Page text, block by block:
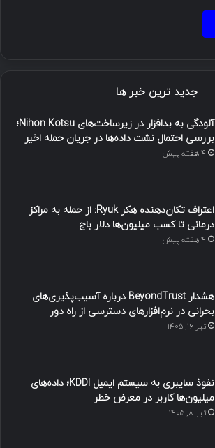
جدید ترین خبر ها
آلودگی به بدافزار در زیرساخت‌های Nihon Kotsu؛
بررسی احتمال نشت داده‌ها در جریان حمله اخیر
4 هفته پیش
اعتراف تکان‌دهنده هکر Ryuk: از حمله به مراکز
درمانی تا کسب میلیون‌ها دلار باج
4 هفته پیش
هشدار BeyondTrust درباره آسیب‌پذیری‌های
بحرانی در نرم‌افزارهای دسترسی از راه دور
تیر ۱۶, ۱۴۰۵
نفوذ سایبری به سیستم ایمیل KDDI؛ داده‌های
میلیون‌ها کاربر در معرض خطر
تیر ۸, ۱۴۰۵